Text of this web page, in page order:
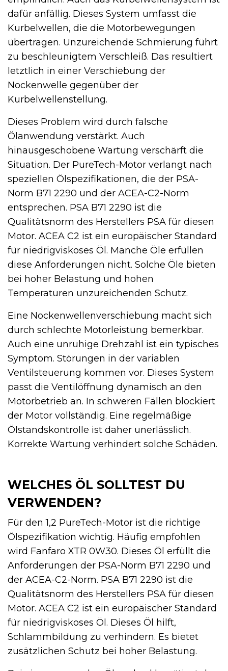
dafür anfällig. Dieses System umfasst die
Kurbelwellen, die die Motorbewegungen
übertragen. Unzureichende Schmierung führt
zu beschleunigtem Verschleiß. Das resultiert
letztlich in einer Verschiebung der
Nockenwelle gegenüber der
Kurbelwellenstellung.
Dieses Problem wird durch falsche
Ölanwendung verstärkt. Auch
hinausgeschobene Wartung verschärft die
Situation. Der PureTech-Motor verlangt nach
speziellen Ölspezifikationen, die der PSA-
Norm B71 2290 und der ACEA-C2-Norm
entsprechen. PSA B71 2290 ist die
Qualitätsnorm des Herstellers PSA für diesen
Motor. ACEA C2 ist ein europäischer Standard
für niedrigviskoses Öl. Manche Öle erfüllen
diese Anforderungen nicht. Solche Öle bieten
bei hoher Belastung und hohen
Temperaturen unzureichenden Schutz.
Eine Nockenwellen­verschiebung macht sich
durch schlechte Motorleistung bemerkbar.
Auch eine unruhige Drehzahl ist ein typisches
Symptom. Störungen in der variablen
Ventilsteuerung kommen vor. Dieses System
passt die Ventilöffnung dynamisch an den
Motorbetrieb an. In schweren Fällen blockiert
der Motor vollständig. Eine regelmäßige
Ölstandskontrolle ist daher unerlässlich.
Korrekte Wartung verhindert solche Schäden.
WELCHES ÖL SOLLTEST DU
VERWENDEN?
Für den 1,2 PureTech-Motor ist die richtige
Ölspezifikation wichtig. Häufig empfohlen
wird Fanfaro XTR 0W30. Dieses Öl erfüllt die
Anforderungen der PSA-Norm B71 2290 und
der ACEA-C2-Norm. PSA B71 2290 ist die
Qualitätsnorm des Herstellers PSA für diesen
Motor. ACEA C2 ist ein europäischer Standard
für niedrigviskoses Öl. Dieses Öl hilft,
Schlamm­bildung zu verhindern. Es bietet
zusätzlichen Schutz bei hoher Belastung.